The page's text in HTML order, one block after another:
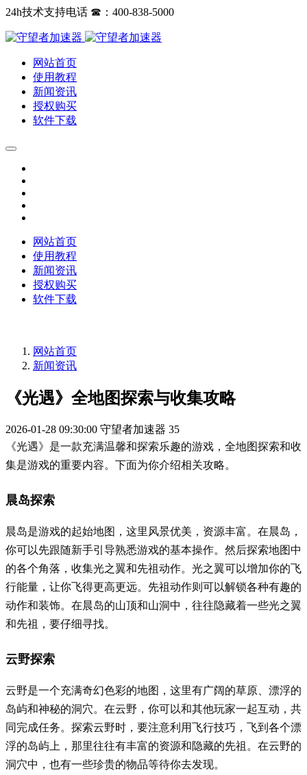
24h技术支持电话 ☎：400-838-5000
网站首页
使用教程
新闻资讯
授权购买
软件下载
网站首页
使用教程
新闻资讯
授权购买
软件下载
网站首页
新闻资讯
《光遇》全地图探索与收集攻略
2026-01-28 09:30:00 守望者加速器 35
《光遇》是一款充满温馨和探索乐趣的游戏，全地图探索和收
集是游戏的重要内容。下面为你介绍相关攻略。
晨岛探索
晨岛是游戏的起始地图，这里风景优美，资源丰富。在晨岛，
你可以先跟随新手引导熟悉游戏的基本操作。然后探索地图中
的各个角落，收集光之翼和先祖动作。光之翼可以增加你的飞
行能量，让你飞得更高更远。先祖动作则可以解锁各种有趣的
动作和装饰。在晨岛的山顶和山洞中，往往隐藏着一些光之翼
和先祖，要仔细寻找。
云野探索
云野是一个充满奇幻色彩的地图，这里有广阔的草原、漂浮的
岛屿和神秘的洞穴。在云野，你可以和其他玩家一起互动，共
同完成任务。探索云野时，要注意利用飞行技巧，飞到各个漂
浮的岛屿上，那里往往有丰富的资源和隐藏的先祖。在云野的
洞穴中，也有一些珍贵的物品等待你去发现。